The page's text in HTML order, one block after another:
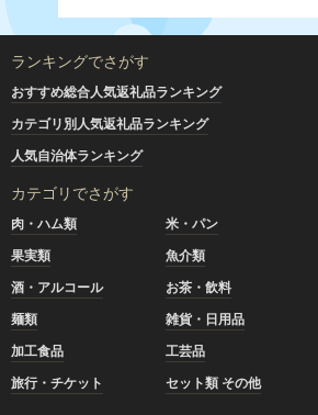
ランキングでさがす
おすすめ総合人気返礼品ランキング
カテゴリ別人気返礼品ランキング
人気自治体ランキング
カテゴリでさがす
肉・ハム類 米・パン
果実類
魚介類
酒・アルコール
お茶・飲料
麺類
雑貨・日用品
加工食品
工芸品
旅行・チケット
セット類 その他